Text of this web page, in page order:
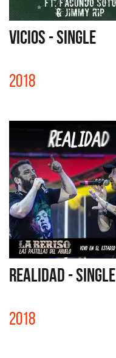
VICIOS - SINGLE
2018
REALIDAD - SINGLE
2018